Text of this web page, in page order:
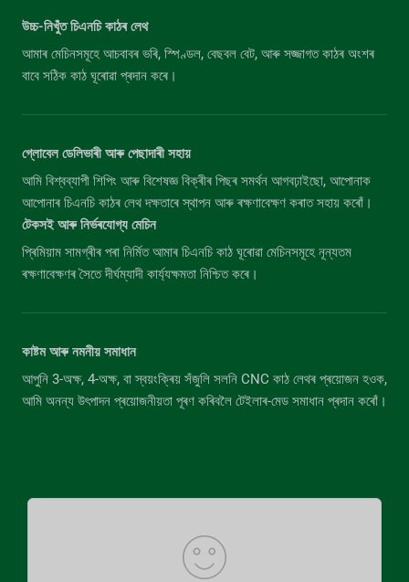
উচ্চ-নিখুঁত চিএনচি কাঠৰ লেথ
আমাৰ মেচিনসমূহে আচবাবৰ ভৰি, স্পিণ্ডল, বেছবল বেট, আৰু সজ্জাগত কাঠৰ অংশৰ
বাবে সঠিক কাঠ ঘূৰোৱা প্ৰদান কৰে।
গ্লোবেল ডেলিভাৰী আৰু পেছাদাৰী সহায়
আমি বিশ্বব্যাপী শিপিং আৰু বিশেষজ্ঞ বিক্ৰীৰ পিছৰ সমৰ্থন আগবঢ়াইছো, আপোনাক
আপোনাৰ চিএনচি কাঠৰ লেথ দক্ষতাৰে স্থাপন আৰু ৰক্ষণাবেক্ষণ কৰাত সহায় কৰোঁ।
টেকসই আৰু নিৰ্ভৰযোগ্য মেচিন
প্ৰিমিয়াম সামগ্ৰীৰ পৰা নিৰ্মিত আমাৰ চিএনচি কাঠ ঘূৰোৱা মেচিনসমূহে নূন্যতম
ৰক্ষণাবেক্ষণৰ সৈতে দীৰ্ঘম্যাদী কাৰ্য্যক্ষমতা নিশ্চিত কৰে।
কাষ্টম আৰু নমনীয় সমাধান
আপুনি 3-অক্ষ, 4-অক্ষ, বা স্বয়ংক্ৰিয় সঁজুলি সলনি CNC কাঠ লেথৰ প্ৰয়োজন হওক,
আমি অনন্য উৎপাদন প্ৰয়োজনীয়তা পূৰণ কৰিবলৈ টেইলাৰ-মেড সমাধান প্ৰদান কৰোঁ।